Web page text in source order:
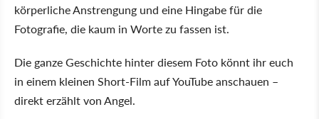
körperliche Anstrengung und eine Hingabe für die
Fotografie, die kaum in Worte zu fassen ist.
Die ganze Geschichte hinter diesem Foto könnt ihr euch
in einem kleinen Short-Film auf YouTube anschauen –
direkt erzählt von Angel.